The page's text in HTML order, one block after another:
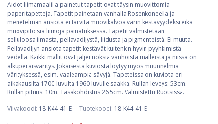
Aidot liimamaalilla painetut tapetit ovat täysin muovittomia
paperitapetteja. Tapetit painetaan vanhalla Rosenkoneella ja
menetelmän ansiota ei tarvita muovikalvoa värin kestävyydeksi eikä
muovipitoisia liimoja painatuksessa. Tapetit valmistetaan
selluloosaliimasta, pellavaöljystä, liidusta ja pigmenteistä. Ei muuta.
Pellavaöljyn ansiota tapetit kestävät kuitenkin hyvin pyyhkimistä
vedellä. Kaikki mallit ovat jäljennöksiä vanhoista malleista ja niissä on
alkuperäisväritys. Jokaisesta kuviosta löytyy myös muunnelmia
värityksessä, esim. vaaleampia sävyjä. Tapeteissa on kuviota eri
aikakausilta 1700-luvulta 1960-luvulle saakka. Rullan leveys: 53cm.
Rullan pituus: 10m. Tasakohdistus 26,5cm. Valmistettu Ruotsissa.
Viivakoodi: 18-K44-41-E Tuotekoodi: 18-K44-41-E